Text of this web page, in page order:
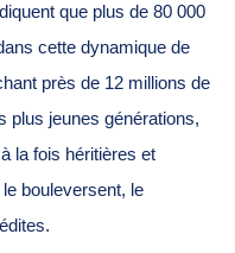
que plus de 80 000
cette dynamique de
près de 12 millions de
plus jeunes générations,
la fois héritières et
bouleversent, le